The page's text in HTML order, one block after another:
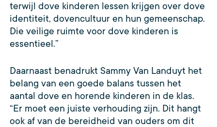
terwijl dove kinderen lessen krijgen over dove
identiteit, dovencultuur en hun gemeenschap.
Die veilige ruimte voor dove kinderen is
essentieel.”
Daarnaast benadrukt Sammy Van Landuyt het
belang van een goede balans tussen het
aantal dove en horende kinderen in de klas.
“Er moet een juiste verhouding zijn. Dit hangt
ook af van de bereidheid van ouders om dit